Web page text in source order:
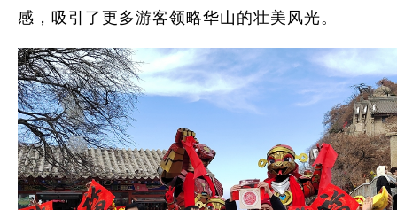
感，吸引了更多游客领略华山的壮美风光。